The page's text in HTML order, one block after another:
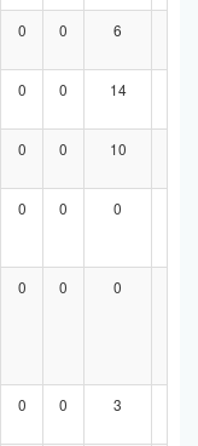
0 0 6
0 0 14
0 0 10
0 0 0
0 0 0
0 0 3